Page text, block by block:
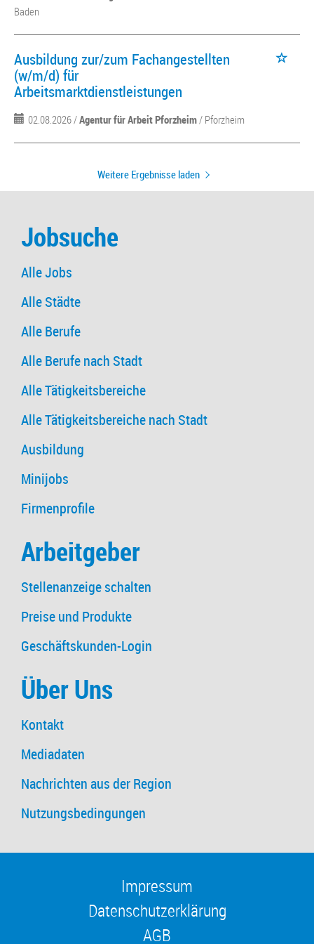
Baden
Ausbildung zur/zum Fachangestellten
(w/m/d) für
Arbeitsmarktdienstleistungen
02.08.2026 /Agentur für Arbeit Pforzheim/ Pforzheim
Weitere Ergebnisse laden
Jobsuche
Alle Jobs
Alle Städte
Alle Berufe
Alle Berufe nach Stadt
Alle Tätigkeitsbereiche
Alle Tätigkeitsbereiche nach Stadt
Ausbildung
Minijobs
Firmenprofile
Arbeitgeber
Stellenanzeige schalten
Preise und Produkte
Geschäftskunden-Login
Über Uns
Kontakt
Mediadaten
Nachrichten aus der Region
Nutzungsbedingungen
Impressum
Datenschutzerklärung
AGB